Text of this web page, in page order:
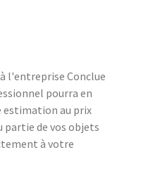
l'entreprise Conclue
pourra en
estimation au prix
partie de vos objets
à votre